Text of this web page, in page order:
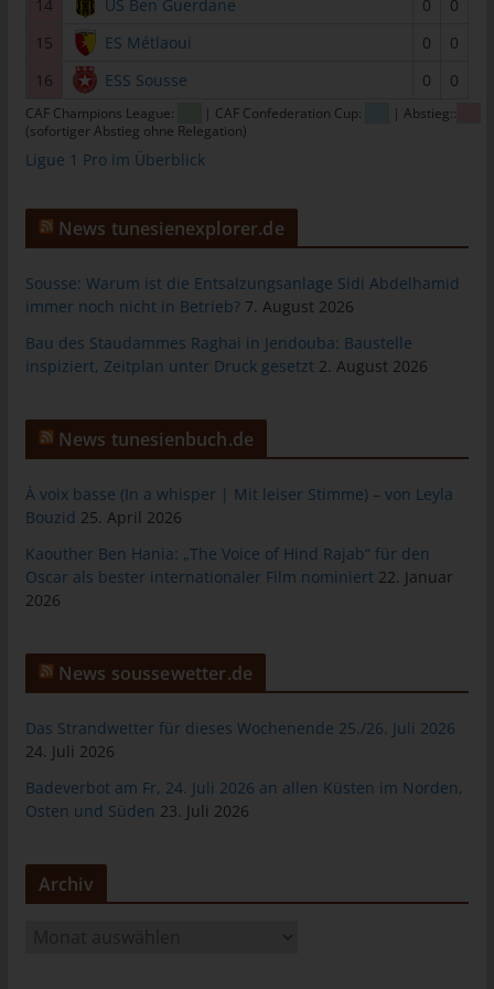
14
US Ben Guerdane 0
0
15
ES Métlaoui 0
0
16
ESS Sousse 0 0
CAF Champions League: | CAF Confederation Cup:
| Abstieg::
(sofortiger Abstieg ohne Relegation)
Ligue 1 Pro im Überblick
News tunesienexplorer.de
Sousse: Warum ist die Entsalzungsanlage Sidi Abdelhamid
immer noch nicht in Betrieb? 7. August 2026
Bau des Staudammes Raghai in Jendouba: Baustelle
inspiziert, Zeitplan unter Druck gesetzt 2. August 2026
News tunesienbuch.de
À voix basse (In a whisper | Mit leiser Stimme) – von Leyla
Bouzid 25. April 2026
Kaouther Ben Hania: „The Voice of Hind Rajab“ für den
Oscar als bester internationaler Film nominiert 22. Januar
2026
News soussewetter.de
Das Strandwetter für dieses Wochenende 25./26. Juli 2026
24. Juli 2026
Badeverbot am Fr, 24. Juli 2026 an allen Küsten im Norden,
Osten und Süden 23. Juli 2026
Archiv
Personen, die unter der unmittelbaren Verantwortung des
Verantwortlichen oder des Auftragsverarbeiters befugt sind, die
personenbezogenen Daten zu verarbeiten.
k) Einwilligung
Einwilligung ist jede von der betroffenen Person freiwillig für den
bestimmten Fall in informierter Weise und unmissverständlich
einer sonstigen eindeutigen bestätigenden Handlung, mit der
die betroffene Person zu verstehen gibt, dass sie mit der
einverstanden ist.
Name und Anschrift des für die
Verarbeitung Verantwortlichen
sonstiger in den Mitgliedstaaten der Europäischen Union
geltenden Datenschutzgesetze und anderer Bestimmungen mit
tunesienfussball.de
Uwe Wassenberg
Rue 2 Mars
Telefon: +216 216 16 616
E-Mail:
Cookies
Die Internetseiten verwenden Cookies. Cookies sind
Textdateien, welche über einen Internetbrowser auf einem
Zahlreiche Internetseiten und Server verwenden Cookies. Viele
Cookies enthalten eine sogenannte Cookie-ID. Eine Cookie-ID